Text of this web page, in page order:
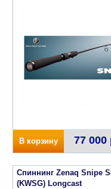
В корзину 77 000
Спиннинг Zenaq Snipe
(KWSG) Longcast